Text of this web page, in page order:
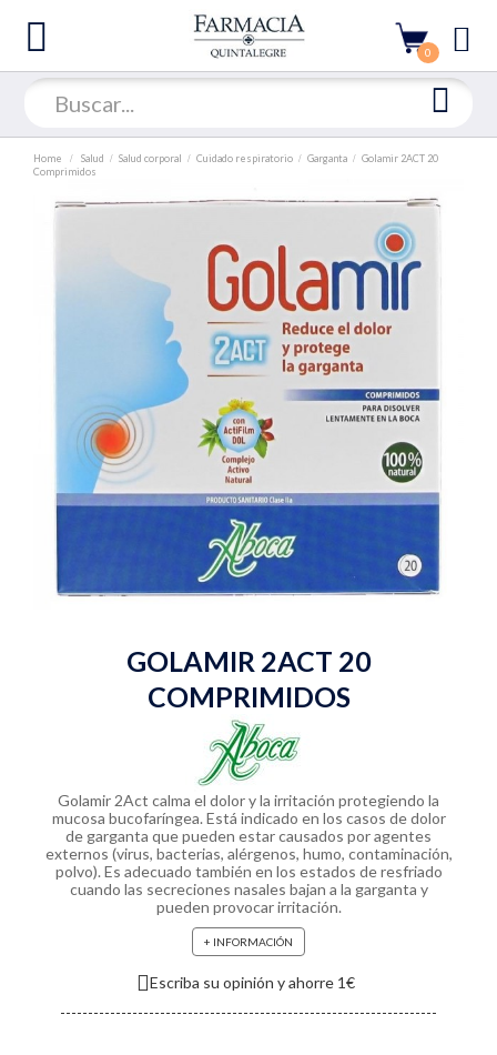
0
Home Salud Salud corporal Cuidado respiratorio Garganta
Golamir 2ACT 20
Comprimidos
GOLAMIR 2ACT 20
COMPRIMIDOS
Golamir 2Act calma el dolor y la irritación protegiendo la
mucosa bucofaríngea. Está indicado en los casos de dolor
de garganta que pueden estar causados por agentes
externos (virus, bacterias, alérgenos, humo, contaminación,
polvo). Es adecuado también en los estados de resfriado
cuando las secreciones nasales bajan a la garganta y
pueden provocar irritación.
+ INFORMACIÓN
Escriba su opinión y ahorre 1€